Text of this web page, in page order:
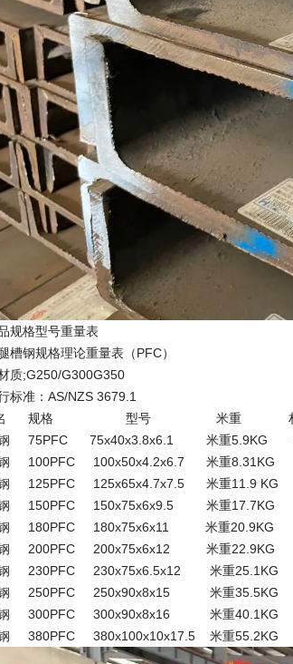
规格型号重量表
槽钢规格理论重量表（PFC）
质;G250/G300G350
标准：AS/NZS 3679.1
规格 型号 米重 材
钢 75PFC 75x40x3.8x6.1 米重5.9KG
钢 100PFC 100x50x4.2x6.7 米重8.31KG
钢 125PFC 125x65x4.7x7.5 米重11.9 KG
钢 150PFC 150x75x6x9.5 米重17.7KG
钢 180PFC 180x75x6x11 米重20.9KG
钢 200PFC 200x75x6x12 米重22.9KG
钢 230PFC 230x75x6.5x12 米重25.1KG
钢 250PFC 250x90x8x15 米重35.5KG
钢 300PFC 300x90x8x16 米重40.1KG
钢 380PFC 380x100x10x17.5 米重